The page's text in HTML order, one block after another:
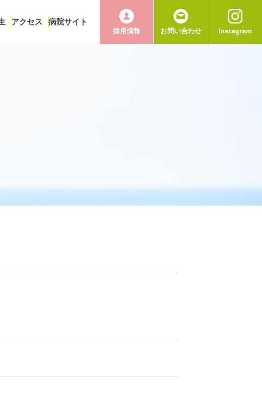
アクセス 病院サイト
採用情報 お問い合わせ Instagram